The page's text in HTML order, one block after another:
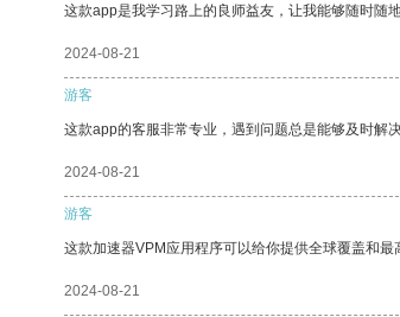
这款app是我学习路上的良师益友，让我能够随时随
2024-08-21
游客
这款app的客服非常专业，遇到问题总是能够及时解
2024-08-21
游客
这款加速器VPM应用程序可以给你提供全球覆盖和最
2024-08-21